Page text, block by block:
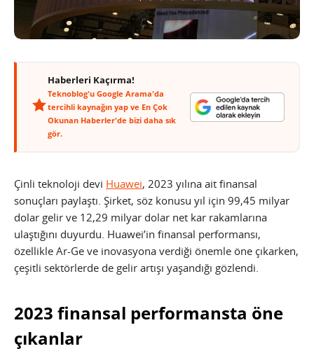
Haberleri Kaçırma!
Teknoblog'u Google Arama'da
tercihli kaynağın yap ve En Çok
Okunan Haberler'de bizi daha sık
gör.
Çinli teknoloji devi Huawei, 2023 yılına ait finansal
sonuçları paylaştı. Şirket, söz konusu yıl için 99,45 milyar
dolar gelir ve 12,29 milyar dolar net kar rakamlarına
ulaştığını duyurdu. Huawei’in finansal performansı,
özellikle Ar-Ge ve inovasyona verdiği önemle öne çıkarken,
çeşitli sektörlerde de gelir artışı yaşandığı gözlendi.
2023 finansal performansta öne
çıkanlar